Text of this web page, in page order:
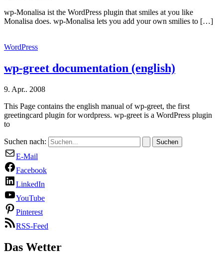
wp-Monalisa ist the WordPress plugin that smiles at you like
Monalisa does. wp-Monalisa lets you add your own smilies to […]
WordPress
wp-greet documentation (english)
9. Apr.. 2008
This Page contains the english manual of wp-greet, the first
greetingcard plugin for wordpress. wp-greet is a WordPress plugin
to
Suchen nach:
E-Mail
Facebook
LinkedIn
YouTube
Pinterest
RSS-Feed
Das Wetter